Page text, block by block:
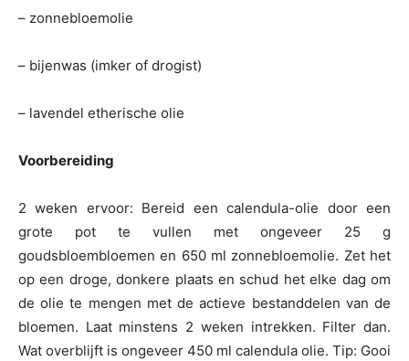
– zonnebloemolie
– bijenwas (imker of drogist)
– lavendel etherische olie
Voorbereiding
2 weken ervoor: Bereid een calendula-olie door een
grote pot te vullen met ongeveer 25 g
goudsbloembloemen en 650 ml zonnebloemolie. Zet het
op een droge, donkere plaats en schud het elke dag om
de olie te mengen met de actieve bestanddelen van de
bloemen. Laat minstens 2 weken intrekken. Filter dan.
Wat overblijft is ongeveer 450 ml calendula olie. Tip: Gooi